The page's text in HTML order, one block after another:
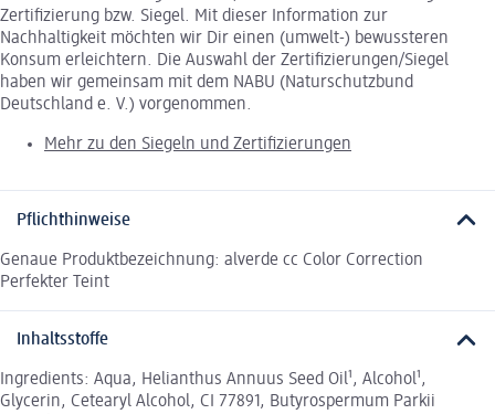
Zertifizierung bzw. Siegel. Mit dieser Information zur
Nachhaltigkeit möchten wir Dir einen (umwelt-) bewussteren
Konsum erleichtern. Die Auswahl der Zertifizierungen/Siegel
haben wir gemeinsam mit dem NABU (Naturschutzbund
Deutschland e. V.) vorgenommen.
Mehr zu den Siegeln und Zertifizierungen
Pflichthinweise
Genaue Produktbezeichnung: alverde cc Color Correction
Perfekter Teint
Inhaltsstoffe
Ingredients: Aqua, Helianthus Annuus Seed Oil¹, Alcohol¹,
Glycerin, Cetearyl Alcohol, CI 77891, Butyrospermum Parkii